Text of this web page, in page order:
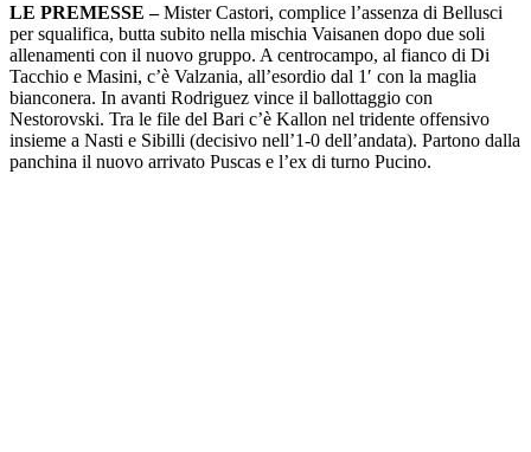
LE PREMESSE –Mister Castori, complice l’assenza di Bellusci
per squalifica, butta subito nella mischia Vaisanen dopo due soli
allenamenti con il nuovo gruppo. A centrocampo, al fianco di Di
Tacchio e Masini, c’è Valzania, all’esordio dal 1′ con la maglia
bianconera. In avanti Rodriguez vince il ballottaggio con
Nestorovski. Tra le file del Bari c’è Kallon nel tridente offensivo
insieme a Nasti e Sibilli (decisivo nell’1-0 dell’andata). Partono dalla
panchina il nuovo arrivato Puscas e l’ex di turno Pucino.